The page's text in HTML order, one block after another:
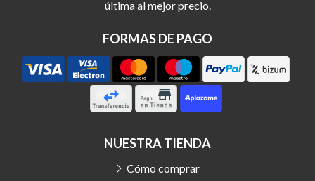
última al mejor precio.
FORMAS DE PAGO
NUESTRA TIENDA
Cómo comprar